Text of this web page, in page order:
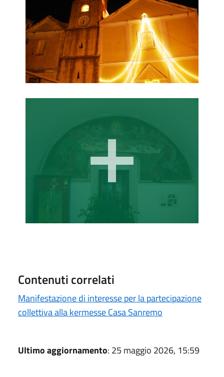
Contenuti correlati
Manifestazione di interesse per la partecipazione
collettiva alla kermesse Casa Sanremo
Ultimo aggiornamento: 25 maggio 2026, 15:59